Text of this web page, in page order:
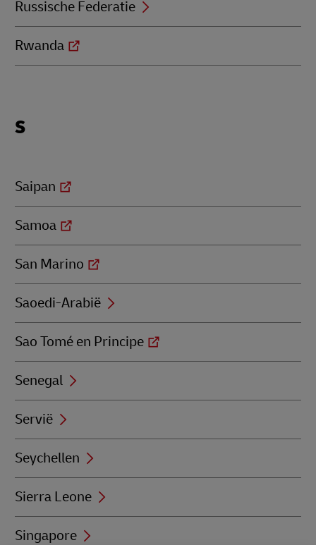
Russische Federatie
Rwanda
beginning
S
Saipan
Samoa
San Marino
Saoedi-Arabië
Sao Tomé en Principe
Senegal
Servië
Seychellen
Sierra Leone
Singapore